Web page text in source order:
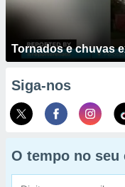
Tornados e chuvas
Siga-nos
O tempo no seu